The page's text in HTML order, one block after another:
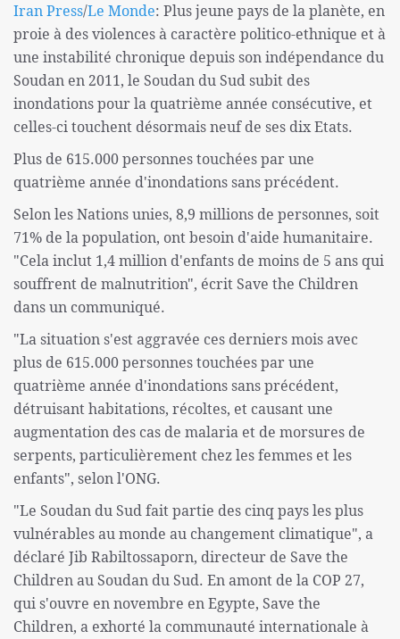
Iran Press/Le Monde: Plus jeune pays de la planète, en
proie à des violences à caractère politico-ethnique et à
une instabilité chronique depuis son indépendance du
Soudan en 2011, le Soudan du Sud subit des
inondations pour la quatrième année consécutive, et
celles-ci touchent désormais neuf de ses dix Etats.
Plus de 615.000 personnes touchées par une
quatrième année d'inondations sans précédent.
Selon les Nations unies, 8,9 millions de personnes, soit
71% de la population, ont besoin d'aide humanitaire.
"Cela inclut 1,4 million d'enfants de moins de 5 ans qui
souffrent de malnutrition", écrit Save the Children
dans un communiqué.
"La situation s'est aggravée ces derniers mois avec
plus de 615.000 personnes touchées par une
quatrième année d'inondations sans précédent,
détruisant habitations, récoltes, et causant une
augmentation des cas de malaria et de morsures de
serpents, particulièrement chez les femmes et les
enfants", selon l'ONG.
"Le Soudan du Sud fait partie des cinq pays les plus
vulnérables au monde au changement climatique", a
déclaré Jib Rabiltossaporn, directeur de Save the
Children au Soudan du Sud. En amont de la COP 27,
qui s'ouvre en novembre en Egypte, Save the
Children, a exhorté la communauté internationale à